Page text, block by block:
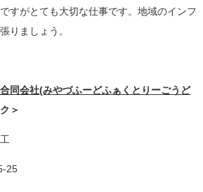
すがとても大切な仕事です。地域のインフ
りましょう。​
同会社(みやづふーどふぁくとりーごうど
＞
25